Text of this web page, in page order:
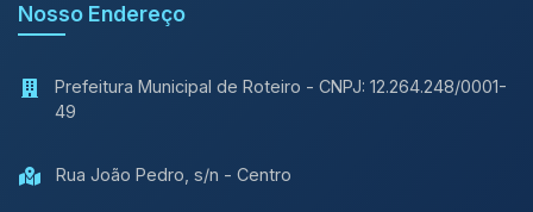
Nosso Endereço
Prefeitura Municipal de Roteiro - CNPJ: 12.264.248/0001-
49
Rua João Pedro, s/n - Centro